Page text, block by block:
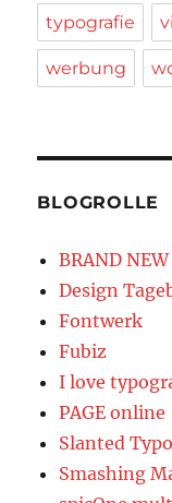
typografie
werbung
BLOGROLLE
BRAND NEW
Design
Fontwerk
Fubiz
I love
PAGE
Slanted
Smashing